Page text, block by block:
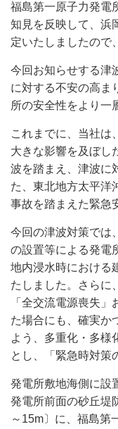
福島第一原子力発電
知見を反映して、浜
定いたしましたので
今回お知らせする津
に対する不安の高ま
所の安全性をより一
これまでに、当社は
大きな影響を及ぼし
波を踏まえ、津波に
た、東北地方太平洋
事故を踏まえた緊急
今回の津波対策では
の設置等による発電
地内浸水時における
たしました。さらに
「全交流電源喪失
た場合にも、確実か
よう、多重化・多様
とし、「緊急時対策
発電所敷地海側に設
発電所前面の砂丘堤
～15m〕に、福島第